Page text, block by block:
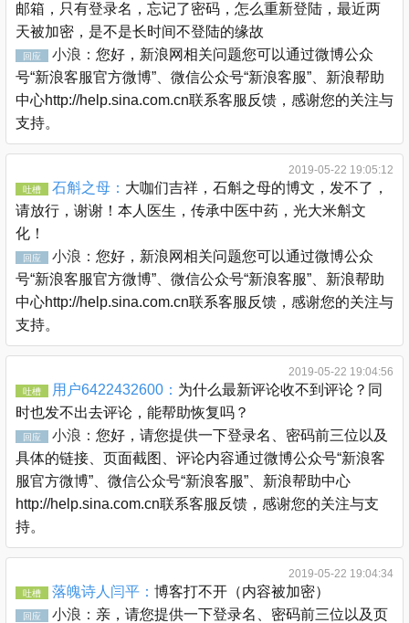
邮箱，只有登录名，忘记了密码，怎么重新登陆，最近两
天被加密，是不是长时间不登陆的缘故
回应 小浪： 您好，新浪网相关问题您可以通过微博公众
号“新浪客服官方微博”、微信公众号“新浪客服”、新浪帮助
中心http://help.sina.com.cn联系客服反馈，感谢您的关注与
支持。
2019-05-22 19:05:12
吐槽 石斛之母： 大咖们吉祥，石斛之母的博文，发不了，
请放行，谢谢！本人医生，传承中医中药，光大米斛文
化！
回应 小浪： 您好，新浪网相关问题您可以通过微博公众
号“新浪客服官方微博”、微信公众号“新浪客服”、新浪帮助
中心http://help.sina.com.cn联系客服反馈，感谢您的关注与
支持。
2019-05-22 19:04:56
吐槽 用户6422432600： 为什么最新评论收不到评论？同
时也发不出去评论，能帮助恢复吗？
回应 小浪： 您好，请您提供一下登录名、密码前三位以及
具体的链接、页面截图、评论内容通过微博公众号“新浪客
服官方微博”、微信公众号“新浪客服”、新浪帮助中心
http://help.sina.com.cn联系客服反馈，感谢您的关注与支
持。
2019-05-22 19:04:34
吐槽 落魄诗人闫平： 博客打不开（内容被加密）
回应 小浪： 亲，请您提供一下登录名、密码前三位以及页